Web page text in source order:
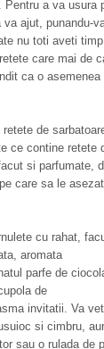
Pentru a va usura
va ajut, punandu-
nu toti aveti
care mai de
ca o
de
ce contine retete
si parfumate,
care sa le
cu rahat,
aromata
parfe de
de
invitatii. Va
si cimbru,
sau o rulada de